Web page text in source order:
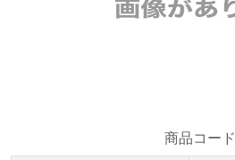
商品コード